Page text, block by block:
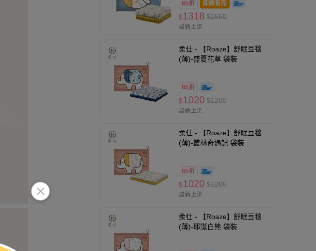
85折 即將售完
$1318 $1550
最新上架
柔仕 - 【Roaze】舒眠豆毯
(薄)-盛夏花草 袋裝
85折
$1020 $1200
最新上架
柔仕 - 【Roaze】舒眠豆毯
(薄)-叢林奇遇記 袋裝
85折
$1020 $1200
最新上架
柔仕 - 【Roaze】舒眠豆毯
(薄)-耶誕白熊 袋裝